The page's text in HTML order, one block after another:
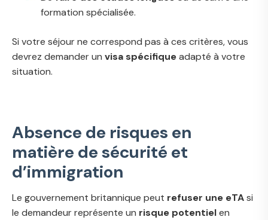
formation spécialisée.
Si votre séjour ne correspond pas à ces critères, vous
devrez demander un visa spécifiqueadapté à votre
situation.
Absence de risques en
matière de sécurité et
d’immigration
Le gouvernement britannique peut refuser une eTAsi
le demandeur représente un risque potentielen